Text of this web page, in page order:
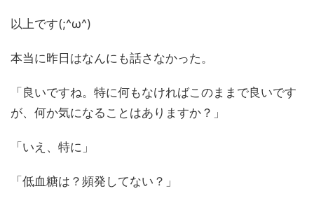
以上です(;^ω^)
本当に昨日はなんにも話さなかった。
「良いですね。特に何もなければこのままで良いです
が、何か気になることはありますか？」
「いえ、特に」
「低血糖は？頻発してない？」